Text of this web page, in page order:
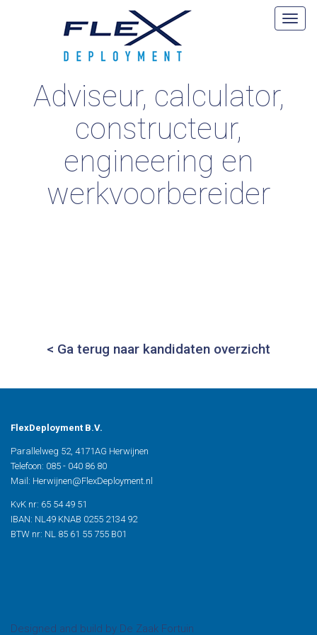
Adviseur, calculator,
constructeur,
engineering en
werkvoorbereider
< Ga terug naar kandidaten overzicht
FlexDeployment B.V.
Parallelweg 52, 4171AG Herwijnen
Telefoon: 085 - 040 86 80
Mail: Herwijnen@FlexDeployment.nl
KvK nr: 65 54 49 51
IBAN: NL49 KNAB 0255 2134 92
BTW nr: NL 85 61 55 755 B01
Designed and build by De Zaak Fortuin